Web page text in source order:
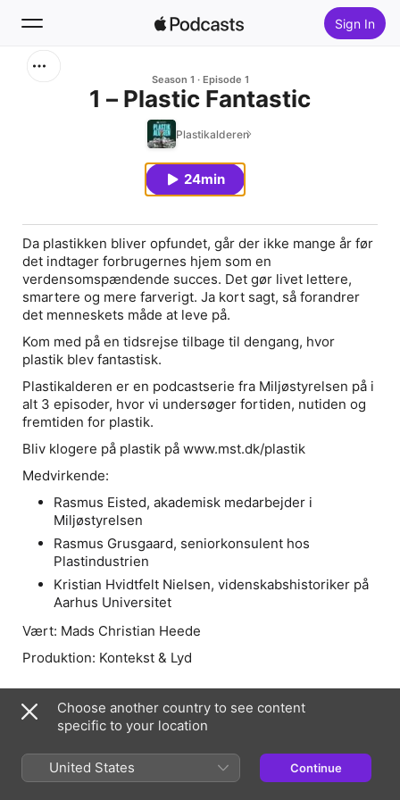
Sign In
Season 1 Episode 1
1 – Plastic Fantastic
Plastikalderen
24min
Da plastikken bliver opfundet, går der ikke mange år før
det indtager forbrugernes hjem som en
verdensomspændende succes. Det gør livet lettere,
smartere og mere farverigt. Ja kort sagt, så forandrer
det menneskets måde at leve på.
Kom med på en tidsrejse tilbage til dengang, hvor
plastik blev fantastisk.
Plastikalderen er en podcastserie fra Miljøstyrelsen på i
alt 3 episoder, hvor vi undersøger fortiden, nutiden og
fremtiden for plastik.
Bliv klogere på plastik på www.mst.dk/plastik
Medvirkende:
Rasmus Eisted, akademisk medarbejder i
Miljøstyrelsen
Rasmus Grusgaard, seniorkonsulent hos
Plastindustrien
Kristian Hvidtfelt Nielsen, videnskabshistoriker på
Aarhus Universitet
Vært: Mads Christian Heede
Produktion: Kontekst & Lyd
Information
Plastikalderen
Choose another country to see content
specific to your location
United States Continue